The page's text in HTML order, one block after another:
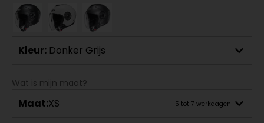
Kleur: Donker Grijs
Wat is mijn maat?
Maat:XS 5 tot 7 werkdagen